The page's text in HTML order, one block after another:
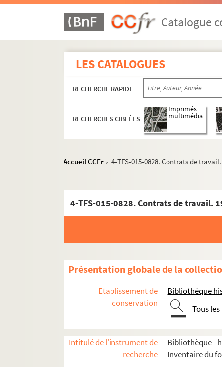
Catalogue
LES CATALOGUES
RECHERCHE RAPIDE
RECHERCHES CIBLÉES
Imprimés
multimédia
Accueil CCFr > 4-TFS-015-0828. Contrats de travail.
4-TFS-015-0828. Contrats de travail.
Présentation globale de la
Etablissement de
conservation
Bibliothèque
Tous
Intitulé de l'instrument de
recherche
Bibliothèque
Inventaire du